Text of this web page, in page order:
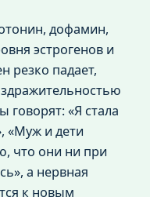
дофамин,
эстрогенов и
резко падает,
«Я стала
«Муж и дети
что они ни при
а нервная
к новым